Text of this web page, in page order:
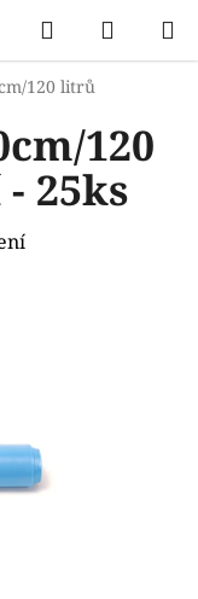
Hledat
KOŠÍK
120 litrů
120
25ks